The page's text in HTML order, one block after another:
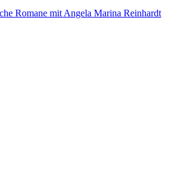
Romane mit Angela Marina Reinhardt